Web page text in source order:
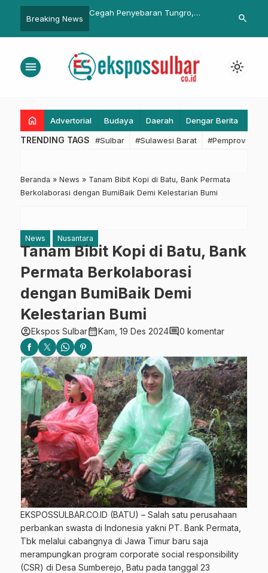
Breaking News
Gelar Gerdal OPT
Padi Seluas 2
Kapolda Sulbar Dorong
Peningkatan Rumkit Bhayangkara
Wali Kota
search
menu light_mode
home Advertorial Budaya Daerah Dengar Berita
TRENDING TAGS #Sulbar #Sulawesi Barat #Pemprov
Beranda » News » Tanam Bibit Kopi di Batu, Bank Permata
Berkolaborasi dengan BumiBaik Demi Kelestarian Bumi
News Nusantara
Tanam Bibit Kopi di Batu, Bank
Permata Berkolaborasi
dengan BumiBaik Demi
Kelestarian Bumi
account_circleEkspos Sulbarcalendar_monthKam, 19 Des 2024comment0 komentar
EKSPOSSULBAR.CO.ID (BATU) – Salah satu perusahaan
perbankan swasta di Indonesia yakni PT. Bank Permata,
Tbk melalui cabangnya di Jawa Timur baru saja
merampungkan program corporate social responsibility
(CSR) di Desa Sumberejo, Batu pada tanggal 23